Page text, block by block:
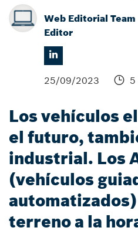
Web Editorial Team
Editor
25/09/2023 5
Los vehículos
el futuro,
industrial. Los
(vehículos
terreno a la